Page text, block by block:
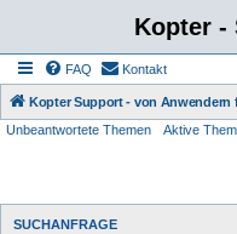
Kopter -
FAQ Kontakt
Kopter Support - von Anwendern
Unbeantwortete Themen Aktive
SUCHANFRAGE